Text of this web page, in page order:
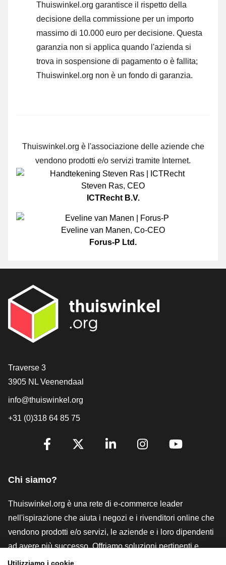
Thuiswinkel.org garantisce il rispetto della
decisione della commissione per un importo
massimo di 10.000 euro per decisione. Questa
garanzia non si applica quando l'azienda si
trova in sospensione di pagamento o è fallita;
Thuiswinkel.org non è un fondo di garanzia.
Thuiswinkel.org è l'associazione delle aziende che
vendono prodotti e/o servizi tramite Internet.
Steven Ras, CEO
ICTRecht B.V.
Eveline van Manen, Co-CEO
Forus-P Ltd.
[_General:Contact]
Traverse 3
3905 NL Veenendaal
info@thuiswinkel.org
+31 (0)318 64 85 75
[_General:SocialMediaTitle]
Chi siamo?
Thuiswinkel.org è una rete di e-commerce leader
nell'ispirazione che aiuta i negozi e i rivenditori online che
vendono prodotti e/o servizi, le aziende e i loro dipendenti
ad avere più successo. Offriamo soluzioni pertinenti e
pratiche con vari marchi di fiducia, recensioni Thuiswinkel,
Utilizziamo i cookie